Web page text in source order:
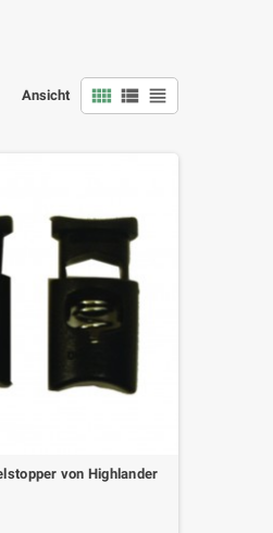
Ansicht   
von Highlander